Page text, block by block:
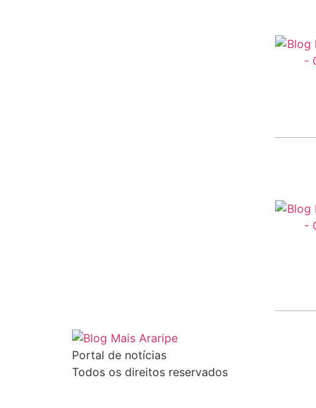
Portal de notícias
Todos os direitos reservados